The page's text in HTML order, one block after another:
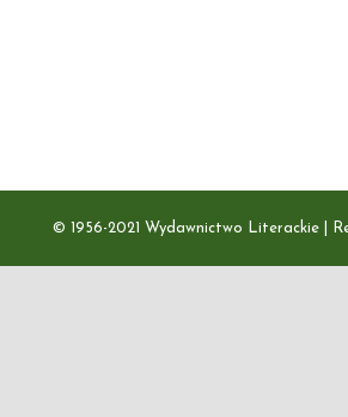
© 1956-2021 Wydawnictwo Literackie |